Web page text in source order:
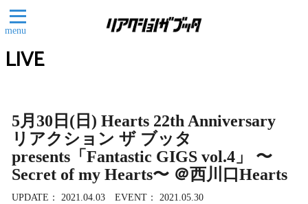
menu
LIVE
5月30日(日) Hearts 22th Anniversary
リアクション ザ ブッタ
presents「Fantastic GIGS vol.4」 〜
Secret of my Hearts〜 ＠西川口Hearts
UPDATE 2021.04.03 EVENT 2021.05.30